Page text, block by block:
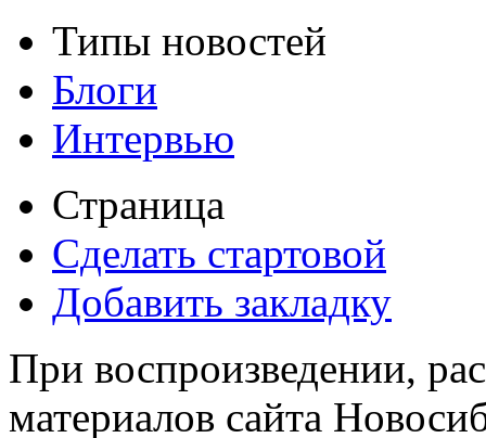
Типы новостей
Блоги
Интервью
Страница
Сделать стартовой
Добавить закладку
При воспроизведении,
материалов сайта